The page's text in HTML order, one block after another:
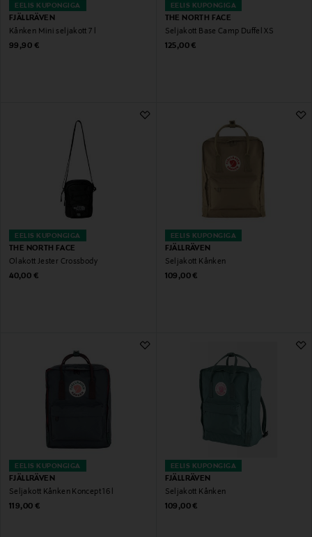
EELIS KUPONGIGA
FJÄLLRÄVEN
Kånken Mini seljakott 7 l
Original Price
99,90 €
EELIS KUPONGIGA
THE NORTH FACE
Seljakott Base Camp Duffel XS
Original Price
125,00 €
EELIS KUPONGIGA
THE NORTH FACE
Õlakott Jester Crossbody
Original Price
40,00 €
EELIS KUPONGIGA
FJÄLLRÄVEN
Seljakott Kånken
Original Price
109,00 €
EELIS KUPONGIGA
FJÄLLRÄVEN
Seljakott Kånken Koncept 16 l
Original Price
119,00 €
EELIS KUPONGIGA
FJÄLLRÄVEN
Seljakott Kånken
Original Price
109,00 €